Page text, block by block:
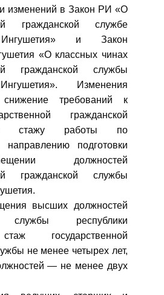
изменений в Закон РИ «О
гражданской службе
Ингушетия» и Закон
«О классных чинах
гражданской службы
Изменения
снижение требований к
гражданской
стажу работы по
направлению подготовки
должностей
гражданской службы
высших должностей
службы республики
государственной
не менее четырех лет,
— не менее двух